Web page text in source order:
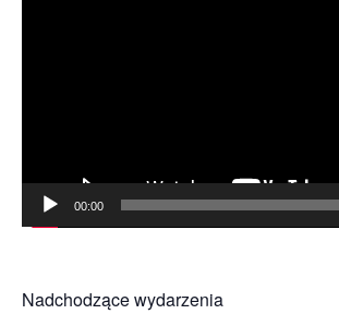
00:00
Nadchodzące wydarzenia